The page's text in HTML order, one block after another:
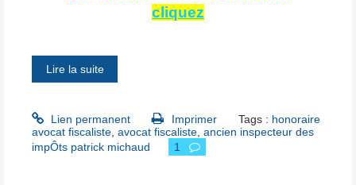
cliquez
Lire la suite
Lien permanent Imprimer Tags : honoraire
avocat fiscaliste avocat fiscaliste ancien inspecteur des
impÔts patrick michaud
1